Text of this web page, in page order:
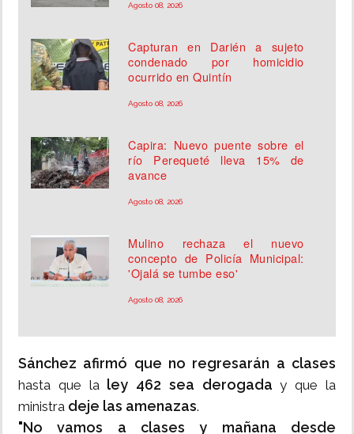
Agosto 08, 2026
Capturan en Darién a sujeto
condenado por homicidio
ocurrido en Quintín
Agosto 08, 2026
Capira: Nuevo puente sobre el
río Perequeté lleva 15% de
avance
Agosto 08, 2026
Mulino rechaza el nuevo
concepto de Policía Municipal:
'Ojalá se tumbe eso'
Agosto 08, 2026
Sánchez afirmó que no regresarán a clases
hasta que la ley 462 sea derogada y que la
ministra deje las amenazas.
"No vamos a clases y mañana desde